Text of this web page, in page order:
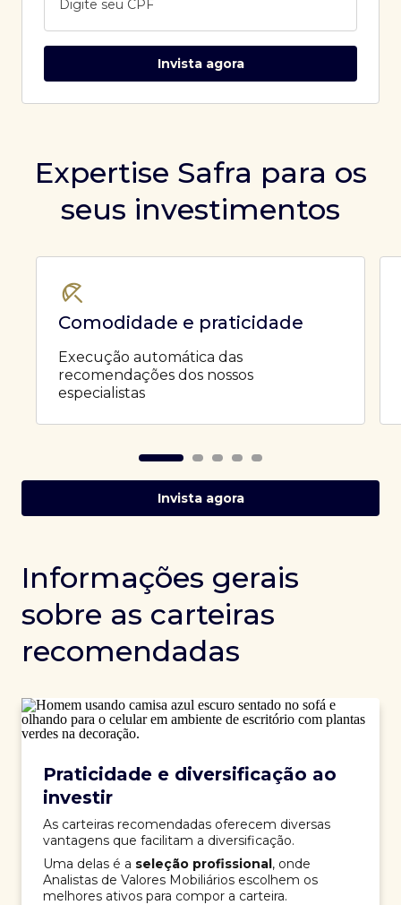
Digite seu CPF
Invista agora
Expertise Safra para os
seus investimentos
Comodidade e praticidade
Execução automática das
recomendações dos nossos
especialistas
Invista agora
Informações gerais
sobre as carteiras
recomendadas
Praticidade e diversificação ao
investir
As carteiras recomendadas oferecem diversas
vantagens que facilitam a diversificação.
Uma delas é a seleção profissional, onde
Analistas de Valores Mobiliários escolhem os
melhores ativos para compor a carteira.